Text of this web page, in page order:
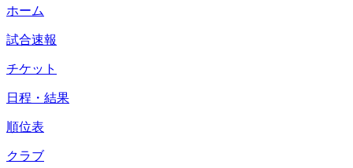
ホーム
試合速報
チケット
日程・結果
順位表
クラブ